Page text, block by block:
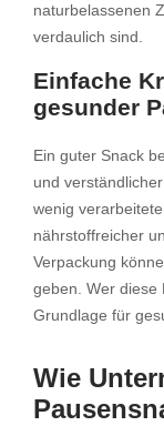
naturbelassenen
verdaulich sind.
Einfache
gesunder
Ein guter Snack
und
wenig
nährstoffreicher
Verpackung
geben. Wer diese
Grundlage für
Wie